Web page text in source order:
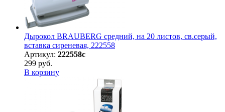
Дырокол BRAUBERG средний, на 20 листов, св.серый,
вставка сиреневая, 222558
Артикул: 222558с
299 руб.
В корзину